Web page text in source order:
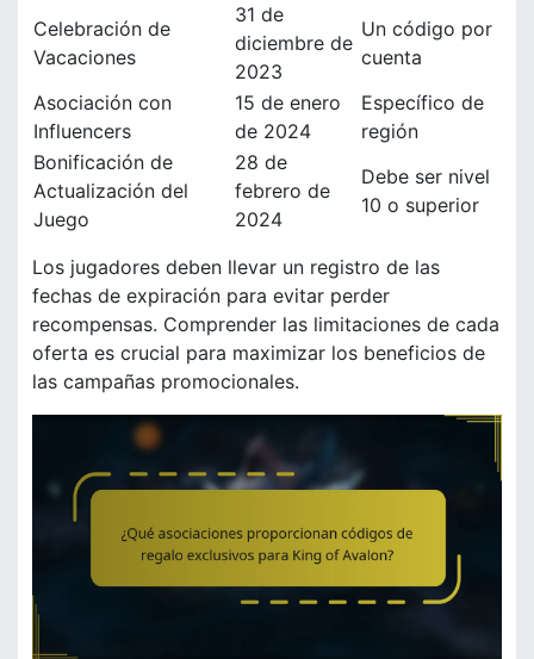
Celebración de
Vacaciones
31 de
diciembre de
2023
Un código por
cuenta
Asociación con
Influencers
15 de enero
de 2024
Específico de
región
Bonificación de
Actualización del
Juego
28 de
febrero de
2024
Debe ser nivel
10 o superior
Los jugadores deben llevar un registro de las
fechas de expiración para evitar perder
recompensas. Comprender las limitaciones de cada
oferta es crucial para maximizar los beneficios de
las campañas promocionales.